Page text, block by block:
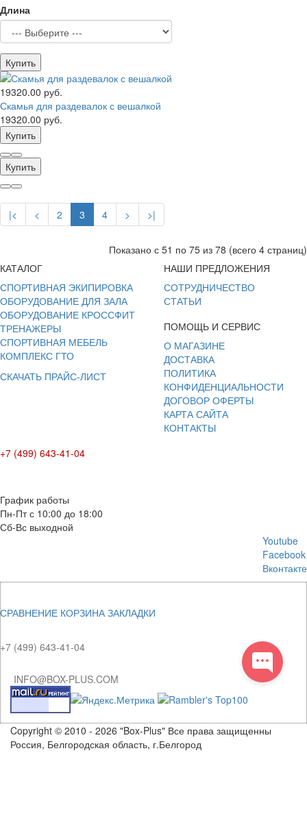
Длина
Купить
19320.00 руб.
Скамья для раздевалок с вешалкой
19320.00 руб.
Купить
Купить
|< < 2 3 4 > >|
Показано с 51 по 75 из 78 (всего 4 страниц)
КАТАЛОГ
СПОРТИВНАЯ ЭКИПИРОВКА
ОБОРУДОВАНИЕ ДЛЯ ЗАЛА
ОБОРУДОВАНИЕ КРОССФИТ
ТРЕНАЖЕРЫ
СПОРТИВНАЯ МЕБЕЛЬ
КОМПЛЕКС ГТО
СКАЧАТЬ ПРАЙС-ЛИСТ
НАШИ ПРЕДЛОЖЕНИЯ
СОТРУДНИЧЕСТВО
СТАТЬИ
ПОМОЩЬ И СЕРВИС
О МАГАЗИНЕ
ДОСТАВКА
ПОЛИТИКА
КОНФИДЕНЦИАЛЬНОСТИ
ДОГОВОР ОФЕРТЫ
КАРТА САЙТА
КОНТАКТЫ
+7 (499) 643-41-04
График работы
Пн-Пт с 10:00 до 18:00
Сб-Вс выходной
Youtube
Facebook
Вконтакте
СРАВНЕНИЕ КОРЗИНАЗАКЛАДКИ
+7 (499) 643-41-04
INFO@BOX-PLUS.COM
Copyright © 2010 - 2026 "Box-Plus" Все права защищенны
Россия, Белгородская область, г.Белгород